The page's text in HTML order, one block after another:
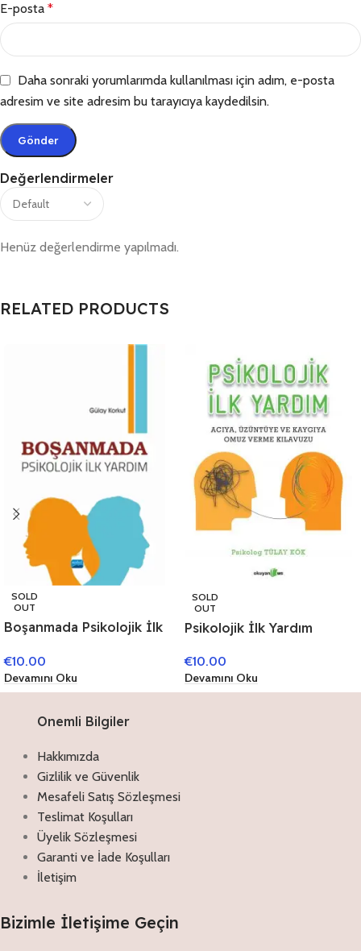
Değerlendirmeler
Henüz değerlendirme yapılmadı.
E-posta *
Daha sonraki yorumlarımda kullanılması için adım, e-posta
adresim ve site adresim bu tarayıcıya kaydedilsin.
RELATED PRODUCTS
SOLD
OUT
Boşanmada Psikolojik İlk
€10.00
Devamını Oku
SOLD
OUT
Psikolojik İlk Yardım
€10.00
Devamını Oku
Onemli Bilgiler
Hakkımızda
Gizlilik ve Güvenlik
Mesafeli Satış Sözleşmesi
Teslimat Koşulları
Üyelik Sözleşmesi
Garanti ve İade Koşulları
İletişim
Bizimle İletişime Geçin